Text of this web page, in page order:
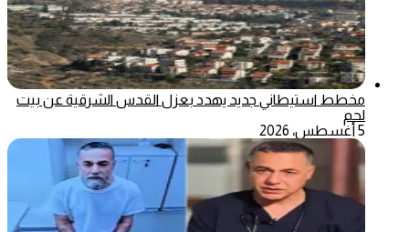
مخطط استيطاني جديد يهدد بعزل القدس الشرقية عن بيت
لحم
5 أغسطس، 2026